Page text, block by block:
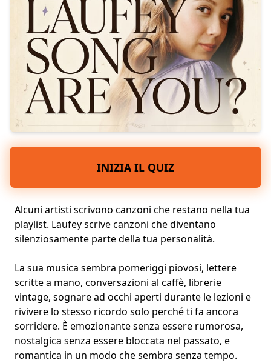
INIZIA IL QUIZ
Alcuni artisti scrivono canzoni che restano nella tua
playlist. Laufey scrive canzoni che diventano
silenziosamente parte della tua personalità.
La sua musica sembra pomeriggi piovosi, lettere
scritte a mano, conversazioni al caffè, librerie
vintage, sognare ad occhi aperti durante le lezioni e
rivivere lo stesso ricordo solo perché ti fa ancora
sorridere. È emozionante senza essere rumorosa,
nostalgica senza essere bloccata nel passato, e
romantica in un modo che sembra senza tempo.